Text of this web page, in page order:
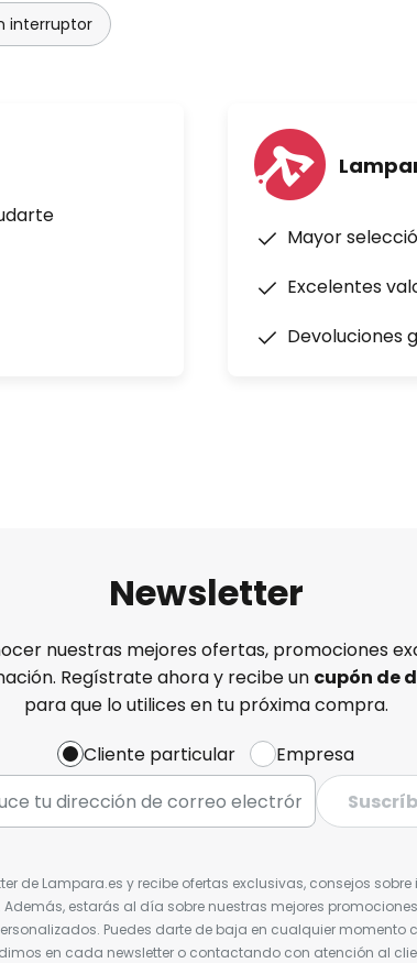
interruptor
Mayor
Excelentes
Devoluciones
Newsletter
nuestras mejores ofertas, promociones
Regístrate ahora y recibe un cupón de
para que lo utilices en tu próxima compra.
Cliente particular
Empresa
de Lampara.es y recibe ofertas exclusivas, consejos
estarás al día sobre nuestras mejores
Puedes darte de baja en cualquier momento
en cada newsletter o contactando con atención al